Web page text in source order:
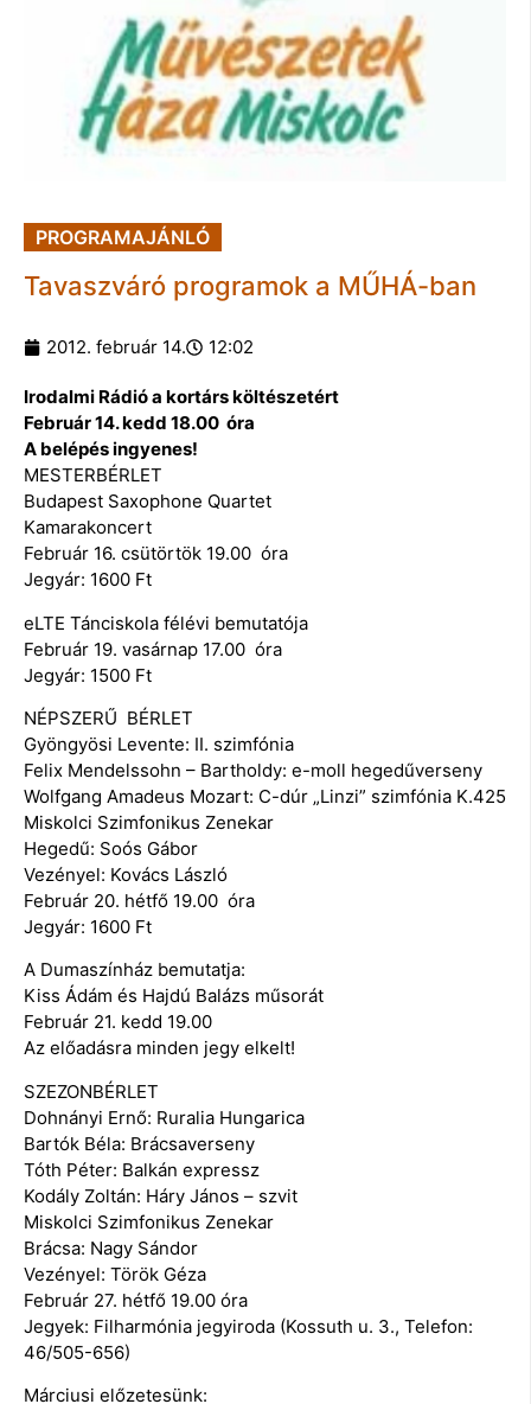
PROGRAMAJÁNLÓ
Tavaszváró programok a MŰHÁ-ban
2012. február 14. 12:02
Irodalmi Rádió a kortárs költészetért
Február 14. kedd 18.00 óra
A belépés ingyenes!
MESTERBÉRLET
Budapest Saxophone Quartet
Kamarakoncert
Február 16. csütörtök 19.00 óra
Jegyár: 1600 Ft
eLTE Tánciskola félévi bemutatója
Február 19. vasárnap 17.00 óra
Jegyár: 1500 Ft
NÉPSZERŰ BÉRLET
Gyöngyösi Levente: II. szimfónia
Felix Mendelssohn – Bartholdy: e-moll hegedűverseny
Wolfgang Amadeus Mozart: C-dúr „Linzi” szimfónia K.425
Miskolci Szimfonikus Zenekar
Hegedű: Soós Gábor
Vezényel: Kovács László
Február 20. hétfő 19.00 óra
Jegyár: 1600 Ft
A Dumaszínház bemutatja:
Kiss Ádám és Hajdú Balázs műsorát
Február 21. kedd 19.00
Az előadásra minden jegy elkelt!
SZEZONBÉRLET
Dohnányi Ernő: Ruralia Hungarica
Bartók Béla: Brácsaverseny
Tóth Péter: Balkán expressz
Kodály Zoltán: Háry János – szvit
Miskolci Szimfonikus Zenekar
Brácsa: Nagy Sándor
Vezényel: Török Géza
Február 27. hétfő 19.00 óra
Jegyek: Filharmónia jegyiroda (Kossuth u. 3., Telefon:
46/505-656)
Márciusi előzetesünk: